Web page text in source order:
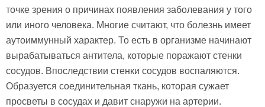
точке зрения о причинах появления заболевания у того
или иного человека. Многие считают, что болезнь имеет
аутоиммунный характер. То есть в организме начинают
вырабатываться антитела, которые поражают стенки
сосудов. Впоследствии стенки сосудов воспаляются.
Образуется соединительная ткань, которая сужает
просветы в сосудах и давит снаружи на артерии.